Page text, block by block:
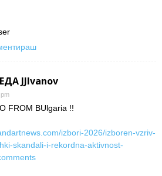
JJIvanov
FROM BUlgaria !!
izbori-2026/izboren-vzriv-
skandali-i-rekordna-aktivnost-